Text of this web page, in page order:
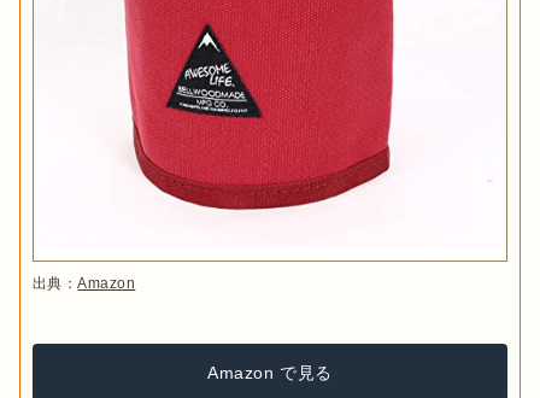
出典：Amazon
Amazon で見る